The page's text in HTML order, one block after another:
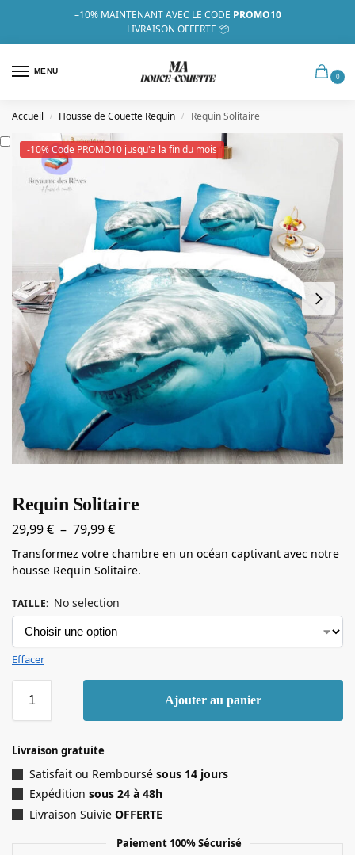
–10% MAINTENANT AVEC LE CODE PROMO10
LIVRAISON OFFERTE 📦
MENU
0
Accueil / Housse de Couette Requin / Requin Solitaire
-10% Code PROMO10 jusqu'a la fin du mois
Requin Solitaire
29,99€ – 79,99€
Transformez votre chambre en un océan captivant avec notre
housse Requin Solitaire.
TAILLE: No selection
Effacer
Ajouter au panier
Livraison gratuite
Satisfait ou Remboursé sous 14 jours
Expédition sous 24 à 48h
Livraison Suivie OFFERTE
Paiement 100% Sécurisé